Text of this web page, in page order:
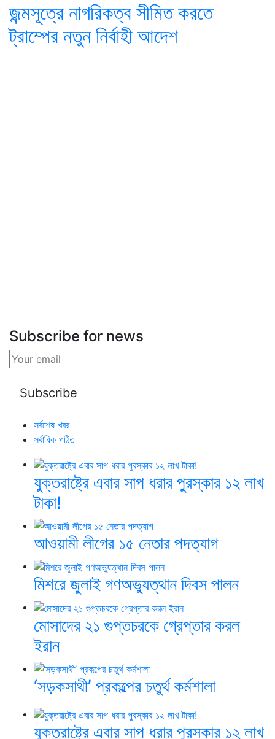
জন্মসূত্রে নাগরিকত্ব সীমিত করতে
ট্রাম্পের নতুন নির্বাহী আদেশ
Subscribe for news
সর্বশেষ খবর
সর্বাধিক পঠিত
যুক্তরাষ্ট্রে এবার সাপ ধরার পুরস্কার ১২ লাখ
টাকা!
আওয়ামী লীগের ১৫ নেতার পদত্যাগ
মিশরে জুলাই গণঅভ্যুত্থান দিবস পালন
মোসাদের ২১ গুপ্তচরকে গ্রেপ্তার করল
ইরান
‘সড়কসাথী’ প্রকল্পের চতুর্থ কর্মশালা
যুক্তরাষ্ট্রে এবার সাপ ধরার পুরস্কার ১২ লাখ